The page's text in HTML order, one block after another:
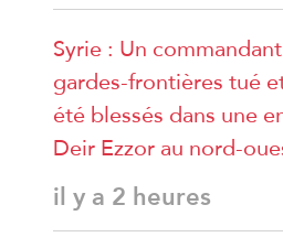
Syrie : Un
gardes-frontières tué
été blessés dans une
Deir Ezzor au nord-
il y a 2 heures